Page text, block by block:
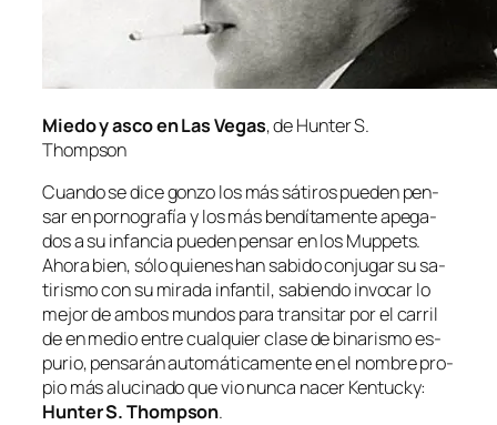
Miedo y as­co en Las Vegas, de Hunter S.
Thompson
Cuando se di­cegon­zolos más sá­ti­ros pue­den pen­
sar en por­no­gra­fía y los más ben­dí­ta­men­te ape­ga­
dos a su in­fan­cia pue­den pen­sar en losMuppets.
Ahora bien, só­lo quie­nes han sa­bi­do con­ju­gar su sa­
ti­ris­mo con su mi­ra­da in­fan­til, sa­bien­do in­vo­car lo
me­jor de am­bos mun­dos pa­ra tran­si­tar por el ca­rril
de en me­dio en­tre cual­quier cla­se de bi­na­ris­mo es­
pu­rio, pen­sa­rán au­to­má­ti­ca­men­te en el nom­bre pro­
pio más alu­ci­na­do que vio nun­ca na­cerKentucky:
Hunter S. Thompson.